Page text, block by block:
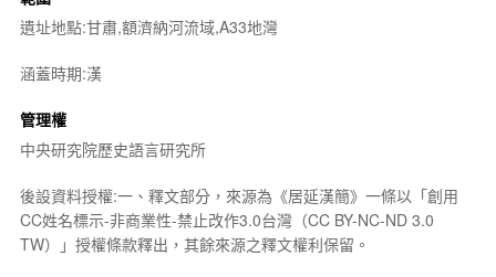
遺址地點:甘肅,額濟納河流域,A33地灣
涵蓋時期:漢
管理權
中央研究院歷史語言研究所
後設資料授權:一、釋文部分，來源為《居延漢簡》一條以「創用
CC姓名標示-非商業性-禁止改作3.0台灣（CC BY-NC-ND 3.0
TW）」授權條款釋出，其餘來源之釋文權利保留。